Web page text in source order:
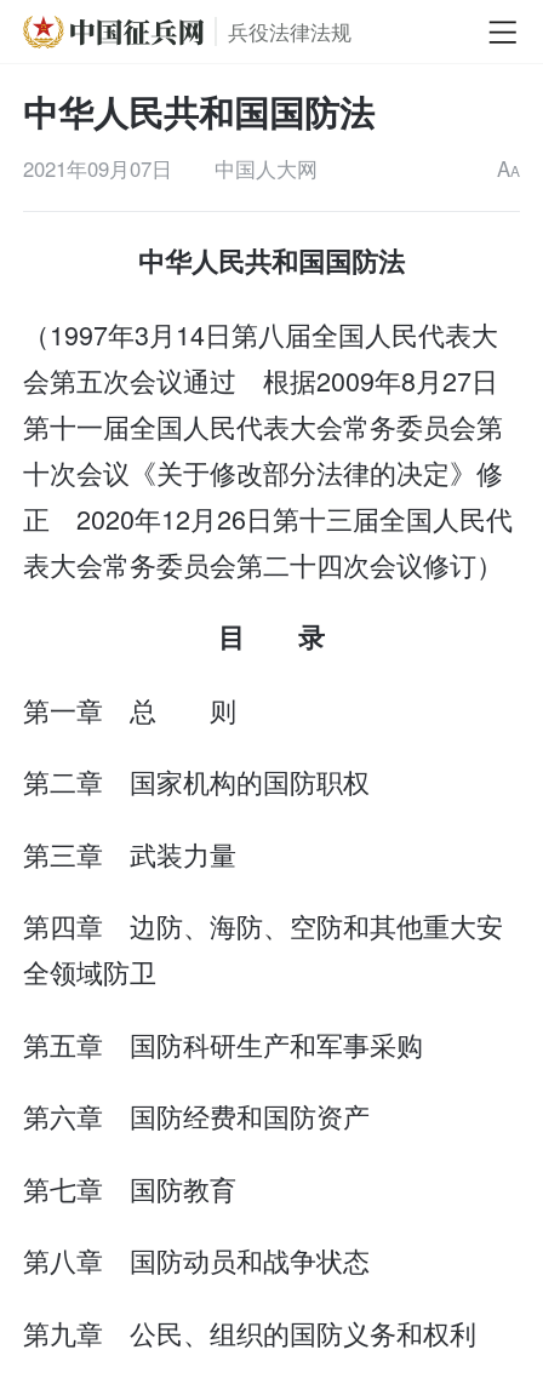
兵役法律法规
中华人民共和国国防法
2021年09月07日 中国人大网 AA
中华人民共和国国防法
（1997年3月14日第八届全国人民代表大
会第五次会议通过 根据2009年8月27日
第十一届全国人民代表大会常务委员会第
十次会议《关于修改部分法律的决定》修
正 2020年12月26日第十三届全国人民代
表大会常务委员会第二十四次会议修订）
目 录
第一章 总 则
第二章 国家机构的国防职权
第三章 武装力量
第四章 边防、海防、空防和其他重大安
全领域防卫
第五章 国防科研生产和军事采购
第六章 国防经费和国防资产
第七章 国防教育
第八章 国防动员和战争状态
第九章 公民、组织的国防义务和权利